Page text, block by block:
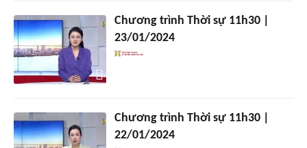
Chương trình Thời sự 11h30 |
23/01/2024
Chương trình Thời sự 11h30 |
22/01/2024